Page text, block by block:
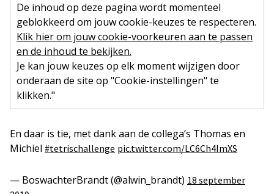
De inhoud op deze pagina wordt momenteel
geblokkeerd om jouw cookie-keuzes te respecteren.
Klik hier om jouw cookie-voorkeuren aan te passen
en de inhoud te bekijken.
Je kan jouw keuzes op elk moment wijzigen door
onderaan de site op "Cookie-instellingen" te
klikken."
En daar is tie, met dank aan de collega’s Thomas en
Michiel #tetrischallenge pic.twitter.com/LC6Ch4ImXS
— BoswachterBrandt (@alwin_brandt) 18 september